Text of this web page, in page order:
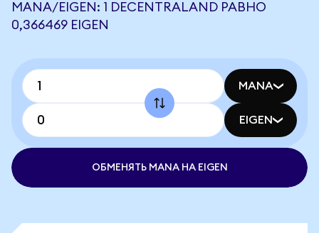
MANA/EIGEN: 1 DECENTRALAND РАВНО
0,366469 EIGEN
MANA
EIGEN
ОБМЕНЯТЬ MANA НА EIGEN